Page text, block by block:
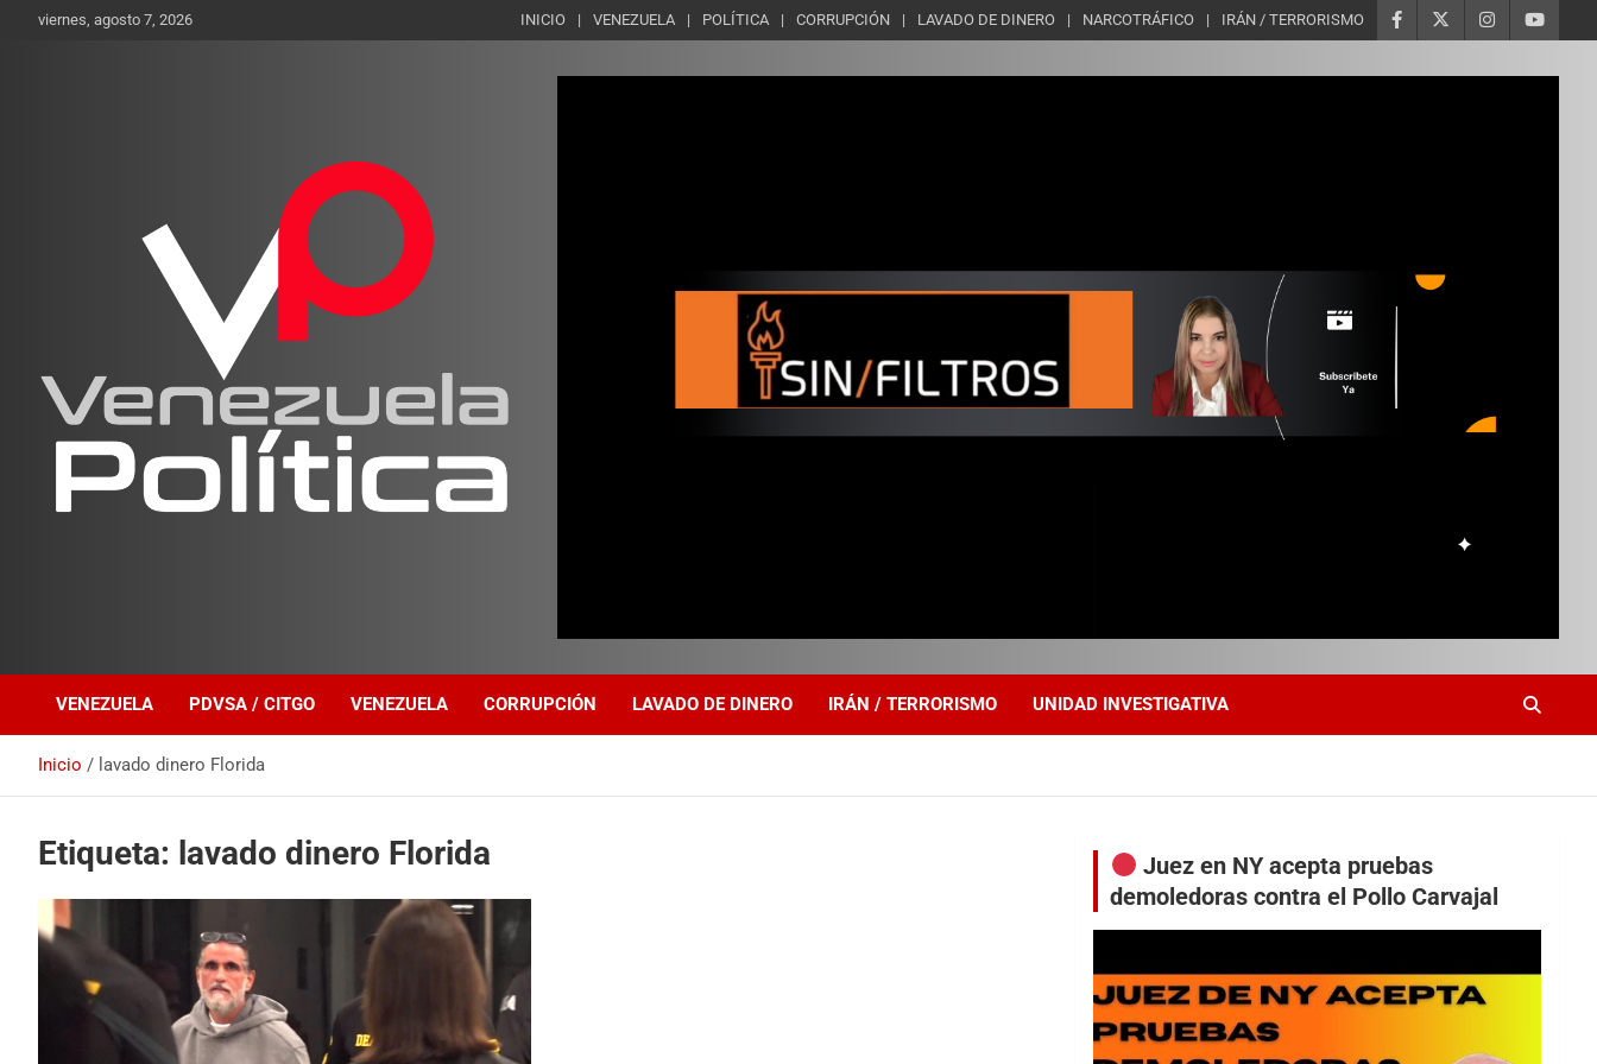
viernes, agosto 7, 2026 INICIO VENEZUELA POLÍTICA CORRUPCIÓN LAVADO DE DINERO NARCOTRÁFICO IRÁN / TERRORISMO
VENEZUELA PDVSA / CITGO VENEZUELA CORRUPCIÓN LAVADO DE DINERO IRÁN / TERRORISMO UNIDAD INVESTIGATIVA
Inicio lavado dinero Florida
Etiqueta: lavado dinero Florida
Juez en NY acepta pruebas
demoledoras contra el Pollo Carvajal